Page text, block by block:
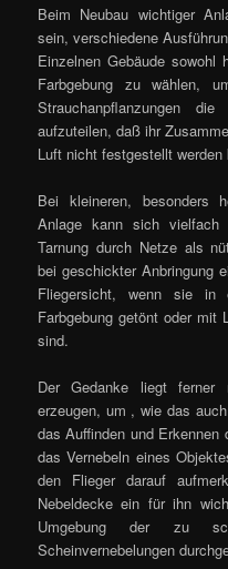
Beim Neubau wichtiger
sein, verschiedene
Einzelnen Gebäude
Farbgebung zu wählen,
Strauchanpflanzungen
aufzuteilen, daß ihr
Luft nicht festgestellt werden
Bei kleineren, besonders
Anlage kann sich vielfach
Tarnung durch Netze als
bei geschickter Anbringung
Fliegersicht, wenn sie in
Farbgebung getönt oder mit
sind.
Der Gedanke liegt ferner
erzeugen, um , wie das
das Auffinden und Erkennen
das Vernebeln eines
den Flieger darauf
Nebeldecke ein für ihn
Umgebung der zu
Scheinvernebelungen